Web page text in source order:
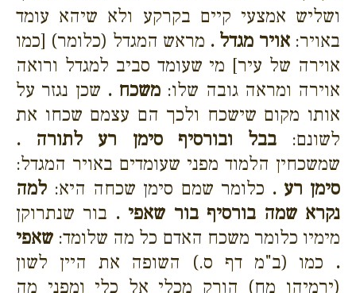
ושליש אמצעי קיים בקרקע ולא שיהא עומד
באויר:אויר מגדל . מראש המגדל (כלומר) [כמו
אוירה של עיר] מי שעומד סביב למגדל ורואה
אוירה ומראה גובה שלו: משכח . שכן נגזר על
אותו מקום שישכח ולכך הם עצמם שכחו את
לשונם:בבל ובורסיף סימן רע לתורה .
שמשכחין הלמוד מפני שעומדים באויר המגדל:
סימן רע . כלומר שמם סימן שכחה היא: למה
נקרא שמה בורסיף בור שאפי . בור שנתרוקן
מימיו כלומר משכח האדם כל מה שלומד: שאפי
. כמו (ב"מ דף ס.) השופה את היין לשון
(ירמיהו מח) הורק מכלי אל כלי ומפני מה